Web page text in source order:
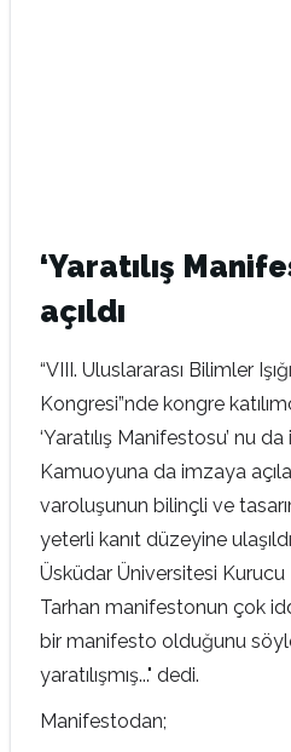
‘Yaratılış
açıldı
“VIII. Uluslararası Bilimler
Kongresi”nde kongre
‘Yaratılış Manifestosu’ nu
Kamuoyuna da imzaya
varoluşunun bilinçli ve
yeterli kanıt düzeyine
Üsküdar Üniversitesi
Tarhan manifestonun çok
bir manifesto olduğunu
yaratılışmış..." dedi.
Manifestodan;